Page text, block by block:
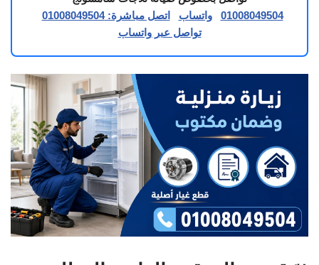
01008049504
واتساب
اتصل مباشرة: 01008049504
تواصل عبر واتساب